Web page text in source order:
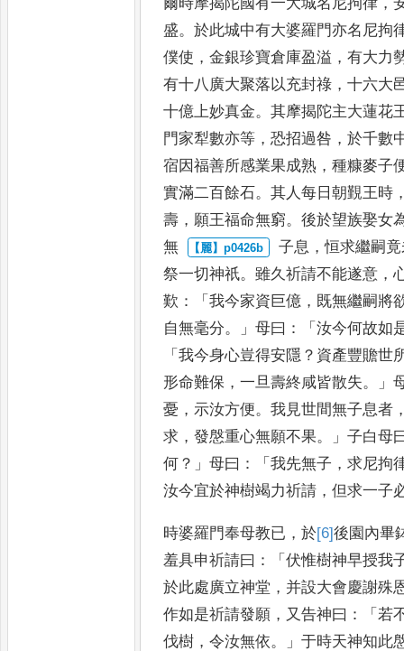
盛。於此城中有大婆羅門亦名尼拘
僕使 ，金銀珍寶倉庫盈溢 ，有大力
有十八廣大聚落以充封祿 ，十六大
十億 上妙真金。其摩揭陀主大蓮花
門家犁數亦等 ，恐招過咎 ，於千數
宿因福善所感業果成熟 ，種糠麥子
實滿二百餘石。其人每日朝覲王時
壽 ， 願王福命無窮。後於望族娶女
無
子息 ，恒求繼嗣
祭一切神祇。雖久祈請不能遂意 ，
歎 ： 「我今家資巨億 ， 既無繼嗣將
自無毫分。」母曰 ：「汝今何故如
「我今身心豈得安隱 ？ 資產豐贍世
形命難保 ，一旦壽終咸皆散失。」
憂 ， 示汝方便。我見世間無子息者
求 ，發慇重心無願不果。」子白母
何 ？」母曰 ：「我先無子 ，求尼拘
汝今宜於神樹竭力祈請 ，但求一子
時婆羅門奉母教已 ，於[6]後園內畢
羞具申祈請曰 ：「伏惟樹神早授我
於此處廣立神堂 ， 并設大會慶謝殊
作如是祈請發願 ， 又告神曰 ：「 若
伐樹 ，令汝無依。」于時天神知此